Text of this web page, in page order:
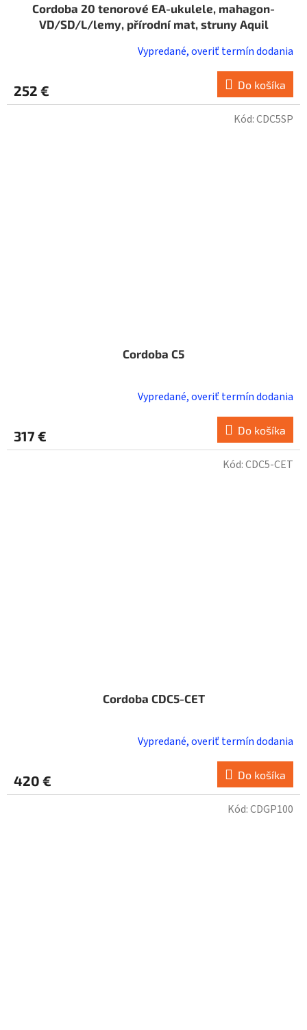
Cordoba 20 tenorové EA-ukulele, mahagon-
VD/SD/L/lemy, přírodní mat, struny Aquil
Vypredané, overiť termín dodania
252 € Do košíka
Cordoba C5
Vypredané, overiť termín dodania
317 € Do košíka
Kód:CDC5SP
Cordoba CDC5-CET
Vypredané, overiť termín dodania
420 € Do košíka
Kód:CDC5-CET
Kód:CDGP100